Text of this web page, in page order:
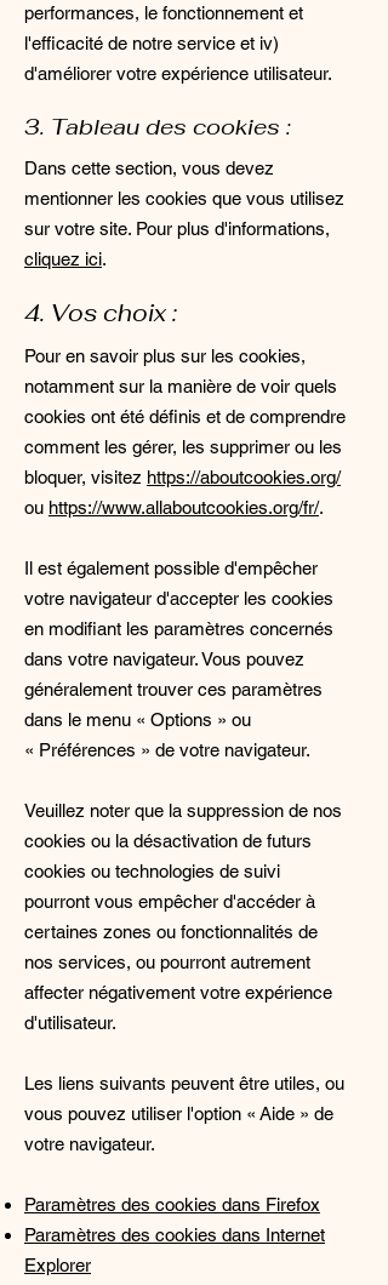
performances, le fonctionnement et
l'efficacité de notre service et iv)
d'améliorer votre expérience utilisateur.
3. Tableau des cookies :
Dans cette section, vous devez
mentionner les cookies que vous utilisez
sur votre site. Pour plus d'informations,
cliquez ici.
4. Vos choix :
Pour en savoir plus sur les cookies,
notamment sur la manière de voir quels
cookies ont été définis et de comprendre
comment les gérer, les supprimer ou les
bloquer, visitez https://aboutcookies.org/
ou https://www.allaboutcookies.org/fr/.
Il est également possible d'empêcher
votre navigateur d'accepter les cookies
en modifiant les paramètres concernés
dans votre navigateur. Vous pouvez
généralement trouver ces paramètres
dans le menu « Options » ou
« Préférences » de votre navigateur.
Veuillez noter que la suppression de nos
cookies ou la désactivation de futurs
cookies ou technologies de suivi
pourront vous empêcher d'accéder à
certaines zones ou fonctionnalités de
nos services, ou pourront autrement
affecter négativement votre expérience
d'utilisateur.
Les liens suivants peuvent être utiles, ou
vous pouvez utiliser l'option « Aide » de
votre navigateur.
Paramètres des cookies dans Firefox
Paramètres des cookies dans Internet
Explorer